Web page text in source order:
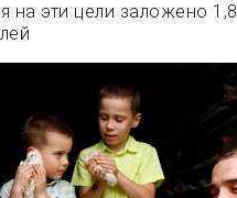
на эти цели заложено 1,8